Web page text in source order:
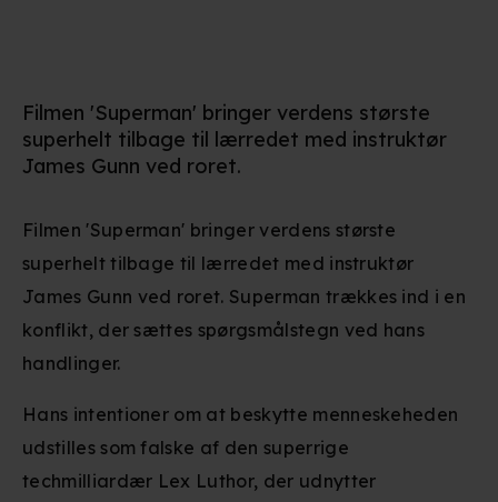
Filmen 'Superman' bringer verdens største
superhelt tilbage til lærredet med instruktør
James Gunn ved roret.
Filmen 'Superman' bringer verdens største
superhelt tilbage til lærredet med instruktør
James Gunn ved roret. Superman trækkes ind i en
konflikt, der sættes spørgsmålstegn ved hans
handlinger.
Hans intentioner om at beskytte menneskeheden
udstilles som falske af den superrige
techmilliardær Lex Luthor, der udnytter